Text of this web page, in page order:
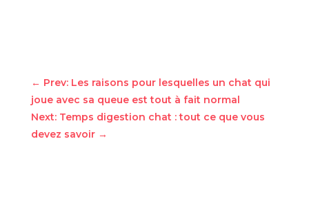
← Prev: Les raisons pour lesquelles un chat qui
joue avec sa queue est tout à fait normal
Next: Temps digestion chat : tout ce que vous
devez savoir→